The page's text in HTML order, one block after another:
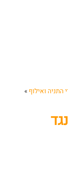
התניה ואילוף »